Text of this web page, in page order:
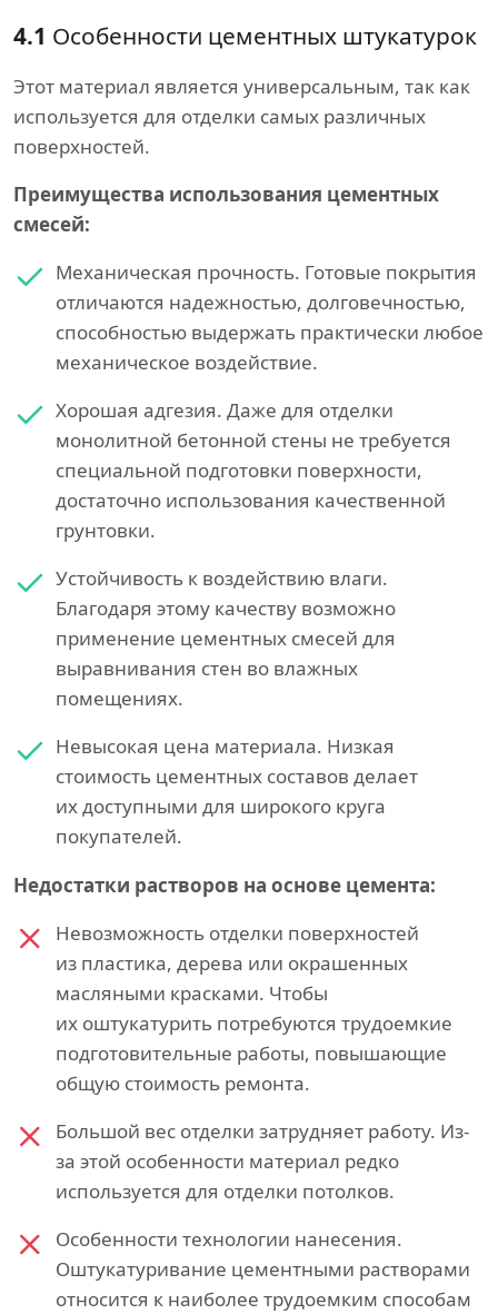
4.1 Особенности цементных штукатурок
Этот материал является универсальным, так как
используется для отделки самых различных
поверхностей.
Преимущества использования цементных
смесей:
Механическая прочность. Готовые покрытия
отличаются надежностью, долговечностью,
способностью выдержать практически любое
механическое воздействие.
Хорошая адгезия. Даже для отделки
монолитной бетонной стены не требуется
специальной подготовки поверхности,
достаточно использования качественной
грунтовки.
Устойчивость к воздействию влаги.
Благодаря этому качеству возможно
применение цементных смесей для
выравнивания стен во влажных
помещениях.
Невысокая цена материала. Низкая
стоимость цементных составов делает
их доступными для широкого круга
покупателей.
Недостатки растворов на основе цемента:
Невозможность отделки поверхностей
из пластика, дерева или окрашенных
масляными красками. Чтобы
их оштукатурить потребуются трудоемкие
подготовительные работы, повышающие
общую стоимость ремонта.
Большой вес отделки затрудняет работу. Из-
за этой особенности материал редко
используется для отделки потолков.
Особенности технологии нанесения.
Оштукатуривание цементными растворами
относится к наиболее трудоемким способам